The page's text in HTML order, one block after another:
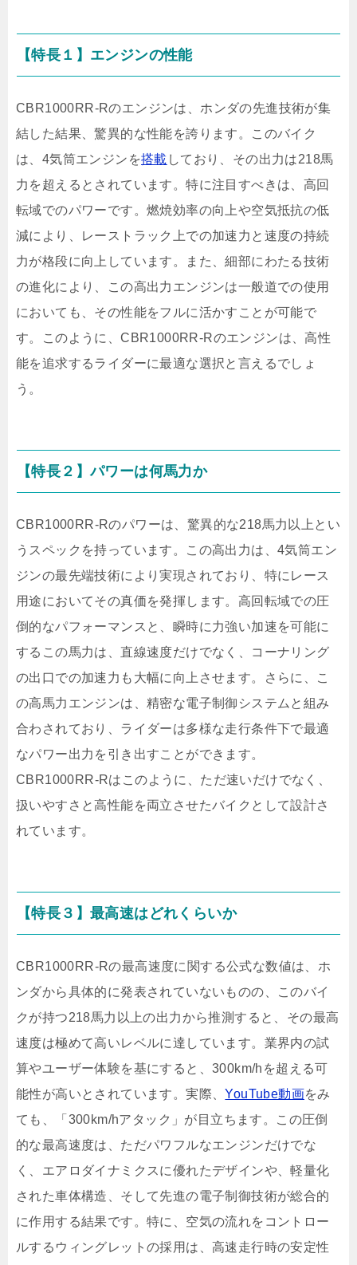
【特長１】エンジンの性能
CBR1000RR-Rのエンジンは、ホンダの先進技術が集
結した結果、驚異的な性能を誇ります。このバイク
は、4気筒エンジンを搭載 しており、その出力は218馬
力を超えるとされています。特に注目すべきは、高回
転域でのパワーです。燃焼効率の向上や空気抵抗の低
減により、レーストラック上での加速力と速度の持続
力が格段に向上しています。また、細部にわたる技術
の進化により、この高出力エンジンは一般道での使用
においても、その性能をフルに活かすことが可能で
す。このように、CBR1000RR-Rのエンジンは、高性
能を追求するライダーに最適な選択と言えるでしょ
う。
【特長２】パワーは何馬力か
CBR1000RR-Rのパワーは、驚異的な218馬力以上とい
うスペックを持っています。この高出力は、4気筒エン
ジンの最先端技術により実現されており、特にレース
用途においてその真価を発揮します。高回転域での圧
倒的なパフォーマンスと、瞬時に力強い加速を可能に
するこの馬力は、直線速度だけでなく、コーナリング
の出口での加速力も大幅に向上させます。さらに、こ
の高馬力エンジンは、精密な電子制御システムと組み
合わされており、ライダーは多様な走行条件下で最適
なパワー出力を引き出すことができます。
CBR1000RR-Rはこのように、ただ速いだけでなく、
扱いやすさと高性能を両立させたバイクとして設計さ
れています。
【特長３】最高速はどれくらいか
CBR1000RR-Rの最高速度に関する公式な数値は、ホ
ンダから具体的に発表されていないものの、このバイ
クが持つ218馬力以上の出力から推測すると、その最高
速度は極めて高いレベルに達しています。業界内の試
算やユーザー体験を基にすると、300km/hを超える可
能性が高いとされています。実際、YouTube動画をみ
ても、「300km/hアタック」が目立ちます。この圧倒
的な最高速度は、ただパワフルなエンジンだけでな
く、エアロダイナミクスに優れたデザインや、軽量化
された車体構造、そして先進の電子制御技術が総合的
に作用する結果です。特に、空気の流れをコントロー
ルするウィングレットの採用は、高速走行時の安定性